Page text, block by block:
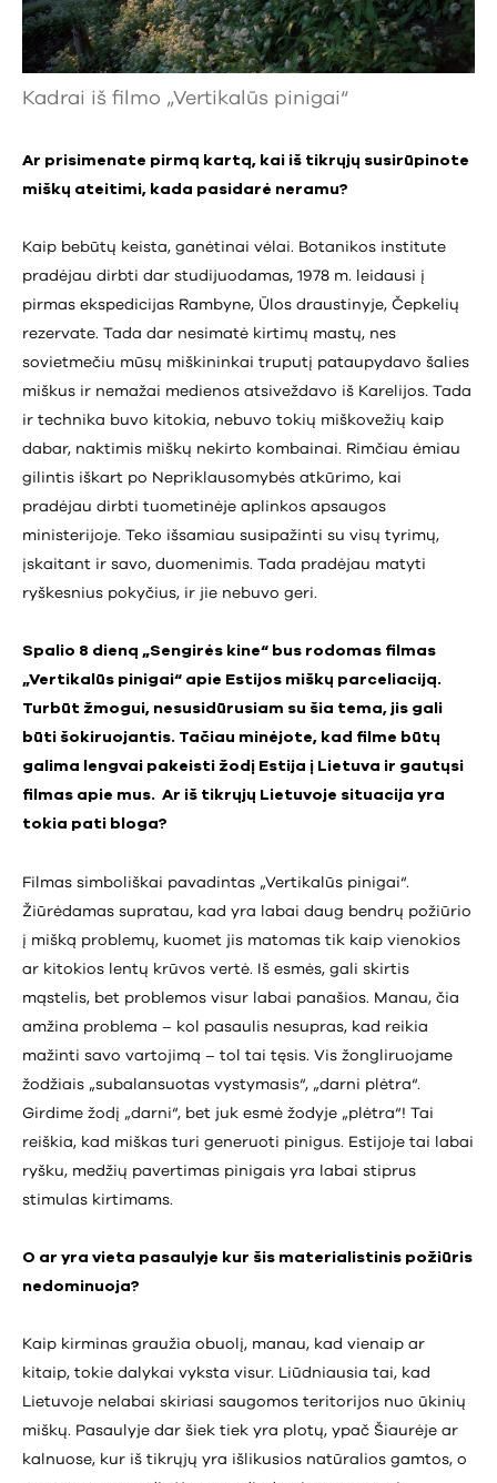
Kadrai iš filmo „Vertikalūs pinigai“
Ar prisimenate pirmą kartą, kai iš tikrųjų susirūpinote
miškų ateitimi, kada pasidarė neramu?
Kaip bebūtų keista, ganėtinai vėlai. Botanikos institute
pradėjau dirbti dar studijuodamas, 1978 m. leidausi į
pirmas ekspedicijas Rambyne, Ūlos draustinyje, Čepkelių
rezervate. Tada dar nesimatė kirtimų mastų, nes
sovietmečiu mūsų miškininkai truputį pataupydavo šalies
miškus ir nemažai medienos atsiveždavo iš Karelijos. Tada
ir technika buvo kitokia, nebuvo tokių miškovežių kaip
dabar, naktimis miškų nekirto kombainai. Rimčiau ėmiau
gilintis iškart po Nepriklausomybės atkūrimo, kai
pradėjau dirbti tuometinėje aplinkos apsaugos
ministerijoje. Teko išsamiau susipažinti su visų tyrimų,
įskaitant ir savo, duomenimis. Tada pradėjau matyti
ryškesnius pokyčius, ir jie nebuvo geri.
Spalio 8 dieną „Sengirės kine“ bus rodomas filmas
„Vertikalūs pinigai“ apie Estijos miškų parceliaciją.
Turbūt žmogui, nesusidūrusiam su šia tema, jis gali
būti šokiruojantis. Tačiau minėjote, kad filme būtų
galima lengvai pakeisti žodį Estija į Lietuva ir gautųsi
filmas apie mus. Ar iš tikrųjų Lietuvoje situacija yra
tokia pati bloga?
Filmas simboliškai pavadintas „Vertikalūs pinigai“.
Žiūrėdamas supratau, kad yra labai daug bendrų požiūrio
į mišką problemų, kuomet jis matomas tik kaip vienokios
ar kitokios lentų krūvos vertė. Iš esmės, gali skirtis
mąstelis, bet problemos visur labai panašios. Manau, čia
amžina problema – kol pasaulis nesupras, kad reikia
mažinti savo vartojimą – tol tai tęsis. Vis žongliruojame
žodžiais „subalansuotas vystymasis“, „darni plėtra“.
Girdime žodį „darni“, bet juk esmė žodyje „plėtra“! Tai
reiškia, kad miškas turi generuoti pinigus. Estijoje tai labai
ryšku, medžių pavertimas pinigais yra labai stiprus
stimulas kirtimams.
O ar yra vieta pasaulyje kur šis materialistinis požiūris
nedominuoja?
Kaip kirminas graužia obuolį, manau, kad vienaip ar
kitaip, tokie dalykai vyksta visur. Liūdniausia tai, kad
Lietuvoje nelabai skiriasi saugomos teritorijos nuo ūkinių
miškų. Pasaulyje dar šiek tiek yra plotų, ypač Šiaurėje ar
kalnuose, kur iš tikrųjų yra išlikusios natūralios gamtos, o